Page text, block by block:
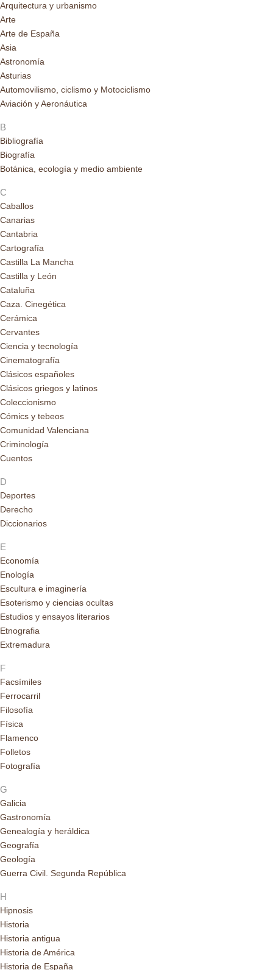
Arquitectura y urbanismo
Arte
Arte de España
Asia
Astronomía
Asturias
Automovilismo, ciclismo y Motociclismo
Aviación y Aeronáutica
B
Bibliografía
Biografía
Botánica, ecología y medio ambiente
C
Caballos
Canarias
Cantabria
Cartografía
Castilla La Mancha
Castilla y León
Cataluña
Caza. Cinegética
Cerámica
Cervantes
Ciencia y tecnología
Cinematografía
Clásicos españoles
Clásicos griegos y latinos
Coleccionismo
Cómics y tebeos
Comunidad Valenciana
Criminología
Cuentos
D
Deportes
Derecho
Diccionarios
E
Economía
Enología
Escultura e imaginería
Esoterismo y ciencias ocultas
Estudios y ensayos literarios
Etnografia
Extremadura
F
Facsímiles
Ferrocarril
Filosofía
Física
Flamenco
Folletos
Fotografía
G
Galicia
Gastronomía
Genealogía y heráldica
Geografía
Geología
Guerra Civil. Segunda República
H
Hipnosis
Historia
Historia antigua
Historia de América
Historia de España